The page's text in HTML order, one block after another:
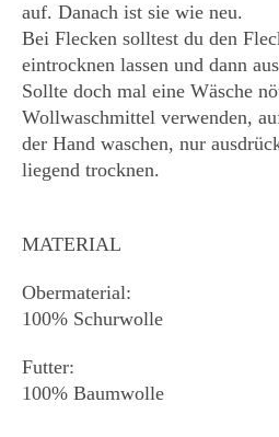
auf. Danach ist sie wie neu.
Bei Flecken solltest du den
eintrocknen lassen und dann
Sollte doch mal eine Wäsche
Wollwaschmittel verwenden,
der Hand waschen, nur
liegend trocknen.
MATERIAL
Obermaterial:
100% Schurwolle
Futter:
100% Baumwolle